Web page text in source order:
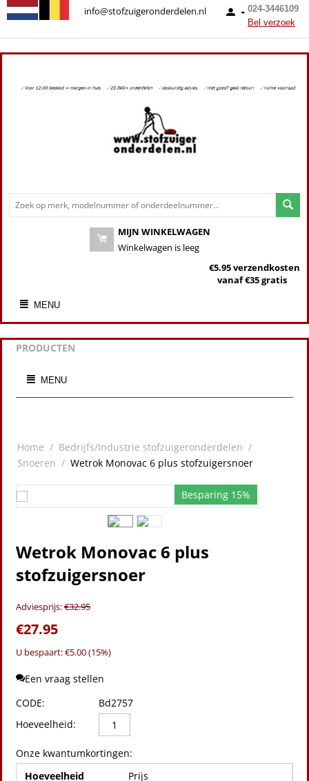
024-3446109
Bel verzoek
info@stofzuigeronderdelen.nl
MIJN WINKELWAGEN
Winkelwagen is leeg
€5.95 verzendkosten
vanaf €35 gratis
MENU
PRODUCTEN
MENU
Home / Bedrijfs/Industrie stofzuigeronderdelen /
Snoeren / Wetrok Monovac 6 plus stofzuigersnoer
Besparing 15%
Wetrok Monovac 6 plus
stofzuigersnoer
Adviesprijs:€32.95
€27.95
U bespaart: €5.00(15%)
Een vraag stellen
CODE:
Bd2757
Hoeveelheid:
Onze kwantumkortingen:
Hoeveelheid
Prijs